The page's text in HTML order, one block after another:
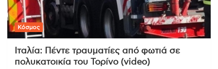
Κόσμος
Ιταλία: Πέντε τραυματίες από φωτιά σε
πολυκατοικία του Τορίνο (video)